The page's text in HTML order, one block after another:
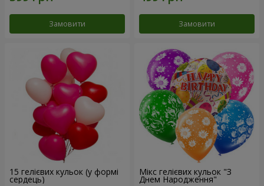
Замовити Замовити
15 гелієвих кульок (у формі
сердець)
Мікс гелієвих кульок "З
Днем Народження"